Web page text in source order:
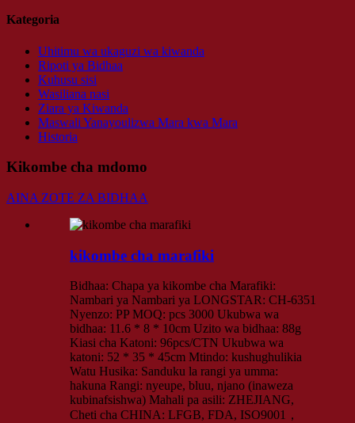
Kategoria
Uhitimu wa ukaguzi wa kiwanda
Ripoti ya Bidhaa
Kuhusu sisi
Wasiliana nasi
Ziara ya Kiwanda
Maswali Yanayoulizwa Mara kwa Mara
Historia
Kikombe cha mdomo
AINA ZOTE ZA BIDHAA
kikombe cha marafiki
Bidhaa: Chapa ya kikombe cha Marafiki:
Nambari ya Nambari ya LONGSTAR: CH-6351
Nyenzo: PP MOQ: pcs 3000 Ukubwa wa
bidhaa: 11.6 * 8 * 10cm Uzito wa bidhaa: 88g
Kiasi cha Katoni: 96pcs/CTN Ukubwa wa
katoni: 52 * 35 * 45cm Mtindo: kushughulikia
Watu Husika: Sanduku la rangi ya umma:
hakuna Rangi: nyeupe, bluu, njano (inaweza
kubinafsishwa) Mahali pa asili: ZHEJIANG,
Cheti cha CHINA: LFGB, FDA, ISO9001，